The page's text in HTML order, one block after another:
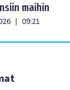
maihin
| 09:21